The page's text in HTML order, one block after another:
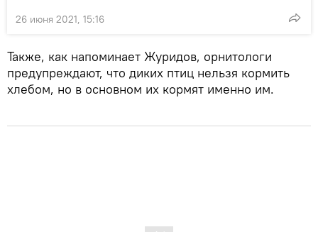
26 июня 2021, 15:16
Также, как напоминает Журидов, орнитологи
предупреждают, что диких птиц нельзя кормить
хлебом, но в основном их кормят именно им.